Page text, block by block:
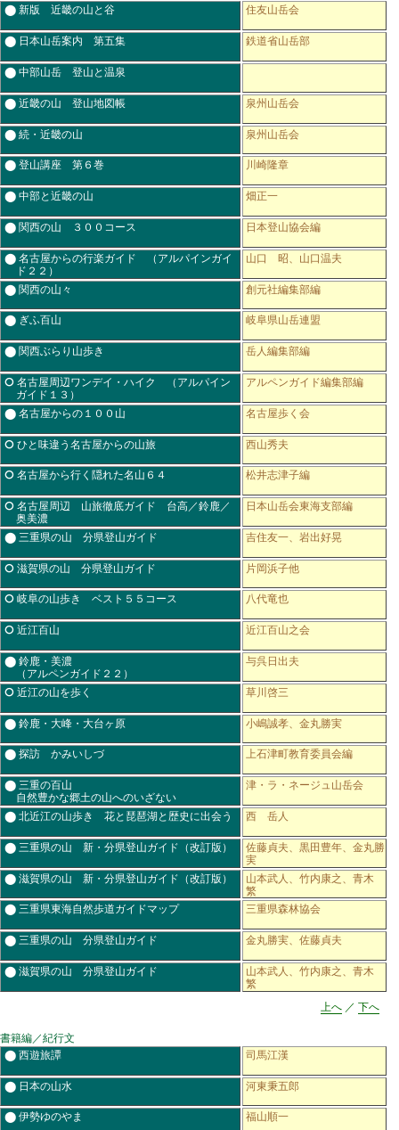
⬤ 新版 近畿の山と谷 住友山岳会
⬤ 日本山岳案内 第五集 鉄道省山岳部
⬤ 中部山岳 登山と温泉
⬤ 近畿の山 登山地図帳 泉州山岳会
⬤ 続・近畿の山 泉州山岳会
⬤ 登山講座 第６巻 川崎隆章
⬤ 中部と近畿の山 畑正一
⬤ 関西の山 ３００コース 日本登山協会編
⬤ 名古屋からの行楽ガイド （アルパインガイ
ド２２）
山口 昭、山口温夫
⬤ 関西の山々 創元社編集部編
⬤ ぎふ百山 岐阜県山岳連盟
⬤ 関西ぶらり山歩き 岳人編集部編
⭘ 名古屋周辺ワンデイ・ハイク （アルパイン
ガイド１３）
アルペンガイド編集部編
⬤ 名古屋からの１００山 名古屋歩く会
⭘ ひと味違う名古屋からの山旅 西山秀夫
⭘ 名古屋から行く隠れた名山６４ 松井志津子編
⭘ 名古屋周辺 山旅徹底ガイド 台高／鈴鹿／
奥美濃
日本山岳会東海支部編
⬤ 三重県の山 分県登山ガイド 吉住友一、岩出好晃
⭘ 滋賀県の山 分県登山ガイド 片岡浜子他
⭘ 岐阜の山歩き ベスト５５コース 八代竜也
⭘ 近江百山 近江百山之会
⬤ 鈴鹿・美濃
（アルペンガイド２２）
与呉日出夫
⭘ 近江の山を歩く 草川啓三
⬤ 鈴鹿・大峰・大台ヶ原 小嶋誠孝、金丸勝実
⬤ 探訪 かみいしづ 上石津町教育委員会編
⬤ 三重の百山
自然豊かな郷土の山へのいざない
津・ラ・ネージュ山岳会
⬤ 北近江の山歩き 花と琵琶湖と歴史に出会う 西 岳人
⬤ 三重県の山 新・分県登山ガイド（改訂版）
佐藤貞夫、黒田豊年、金丸勝
実
⬤ 滋賀県の山 新・分県登山ガイド（改訂版）
山本武人、竹内康之、青木
繁
⬤ 三重県東海自然歩道ガイドマップ
三重県森林協会
⬤ 三重県の山 分県登山ガイド 金丸勝実、佐藤貞夫
⬤ 滋賀県の山 分県登山ガイド
山本武人、竹内康之、青木
繁
上へ／ 下へ
書籍編／紀行文
⬤ 西遊旅譚
司馬江漢
⬤ 日本の山水 河東秉五郎
⬤ 伊勢ゆのやま 福山順一